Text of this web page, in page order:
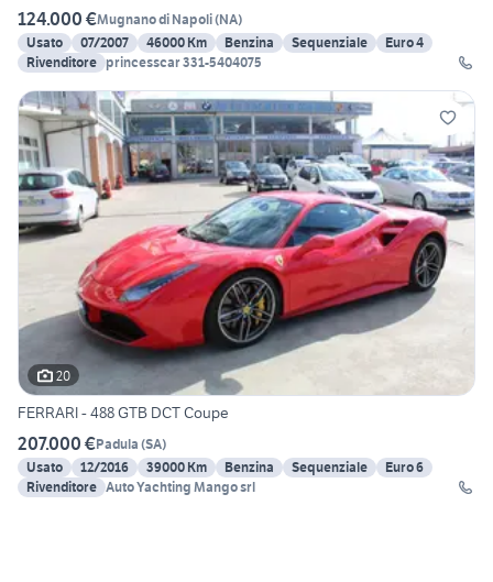
124.000 €Mugnano di Napoli(NA)
Usato
07/2007 46000 Km Benzina Sequenziale
Euro 4
Rivenditore
princesscar 331-5404075
20
FERRARI - 488 GTB DCT Coupe
207.000 €Padula (SA)
Usato
12/2016 39000 Km Benzina Sequenziale
Euro 6
Rivenditore Auto Yachting Mango srl